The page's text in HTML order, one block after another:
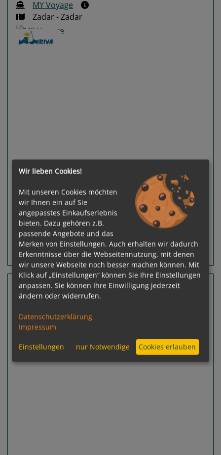
MY Voyage
Zadar - Zadar
Gewählter Termin:
08.08.2026 -
15.08.2026
inkl. Flug
p. P.ab€ 1.549,-
Ausgebucht
Routeninfos Terminübersicht
7 Nächte Italien, Montenegro, Kroatien
Royal Clipper
Venedig - Venedig
Wir lieben Cookies!
Mit unseren Cookies möchten
wir Ihnen ein auf Sie
angepasstes Einkaufserlebnis
bieten. Dazu gehören z.B.
passende Angebote und das
Merken von Einstellungen. Auch erhalten wir dadurch
Erkenntnisse über die Webseitennutzung, mit denen
wir unsere Webseite noch besser machen können. Mit
Klick auf „Einstellungen“ können Sie Ihre Einstellungen
anpassen. Sie können Ihre Einwilligung jederzeit
ändern oder widerrufen.
Datenschutzerklärung
Impressum
Einstellungen nur Notwendige Cookies erlauben